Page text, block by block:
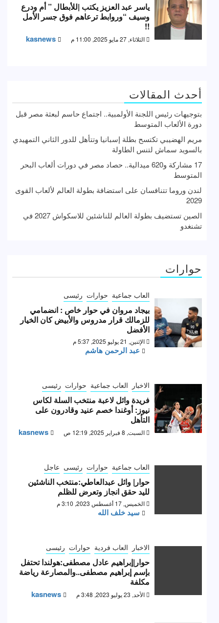
ياسر عبد العزيز يكتب |للأبطال ” أم ودرع
وسيف “وروابط ترعاهم فوق جسر الأمل
!!
الثلاثاء, 27 مايو 2025, 11:00 م kasnews
أحدث المقالات
بتوجيهات رئيس اللجنة الأولمبية.. اجتماع حاسم لبعثة مصر قبل
دورة الألعاب المتوسط
مريم الهضيبي تكتسح بطلة إسبانيا وتتأهل للدور الثاني التمهيدي
بالسويد سماش لتنس الطاولة
17 مشاركة و620 ميدالية.. حصاد مصر في دورات ألعاب البحر
المتوسط
لندن وروما تتنافسان على استضافة بطولة العالم لألعاب القوى
2029
الصين تستضيف بطولة العالم للناشئين للاسكواش 2027 في
تشنغدو
حوارات
العاب جماعية حوارات رئيسى
بيجاد مروان في حوار خاص : انضمامي
للزمالك قرار مدروس والأبيض كان الخيار
الأفضل
الإثنين, 21 يوليو 2025, 5:37 م
عبد الرحمن هاشم
الاخبار العاب جماعية حوارات رئيسى
فريدة وائل لاعبة منتخب السلة لكاس
نيوز: أوغندا خصم عنيد وقادرون على
التأهل
السبت, 8 فبراير 2025, 12:19 ص kasnews
العاب جماعية حوارات رئيسى عاجل
حوار| وائل عبدالعاطي:منتخب الناشئين
لليد حقق انجاز وتعرض للظلم
الخميس, 17 أغسطس 2023, 3:10 م
سيد خلف الله
الاخبار العاب فردية حوارات رئيسى
حوار|إبراهيم عادل مصطفى:هولندا تحتفل
بإسم إبراهيم مصطفى..والمصارعة رياضة
مكلفة
الأحد, 23 يوليو 2023, 3:48 م kasnews